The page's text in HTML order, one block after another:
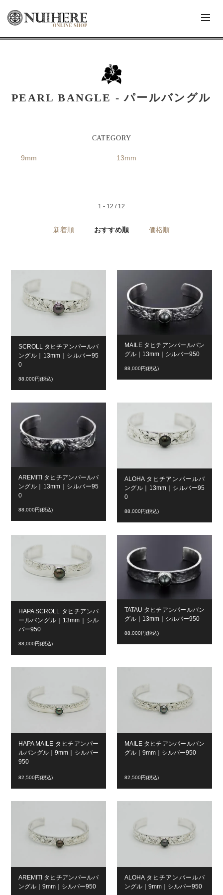
PEARL BANGLE - パールバングル
9mm 13mm
1 - 12 / 12
新着順 おすすめ順 価格順
SCROLL タヒチアンパールバ
ングル｜13mm｜シルバー95
0
88,000円(税込)
MAILE タヒチアンパールバン
グル｜13mm｜シルバー950
88,000円(税込)
AREMITI タヒチアンパールバ
ングル｜13mm｜シルバー95
0
88,000円(税込)
ALOHA タヒチアンパールバ
ングル｜13mm｜シルバー95
0
88,000円(税込)
HAPA SCROLL タヒチアンパ
ールバングル｜13mm｜シル
バー950
88,000円(税込)
TATAU タヒチアンパールバン
グル｜13mm｜シルバー950
88,000円(税込)
HAPA MAILE タヒチアンパー
ルバングル｜9mm｜シルバー
950
82,500円(税込)
MAILE タヒチアンパールバン
グル｜9mm｜シルバー950
82,500円(税込)
AREMITI タヒチアンパールバ
ングル｜9mm｜シルバー950
ALOHA タヒチアンパールバ
ングル｜9mm｜シルバー950